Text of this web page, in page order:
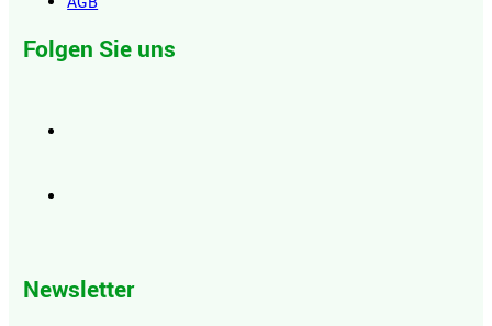
Folgen Sie uns
Newsletter